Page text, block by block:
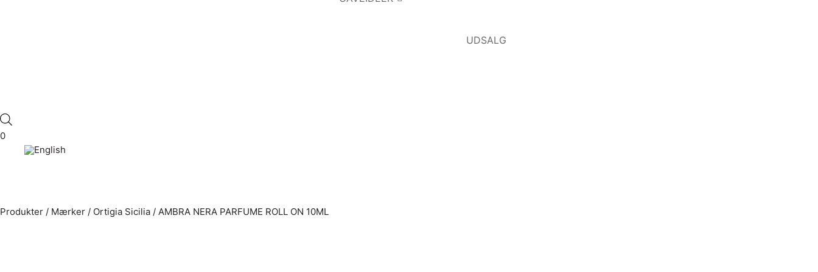
UDSALG
0
Produkter / Mærker / Ortigia Sicilia / AMBRA NERA PARFUME ROLL ON 10ML